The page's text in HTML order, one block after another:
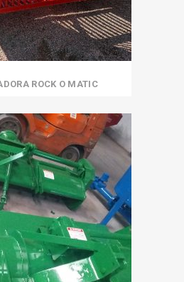
ROCK O MATIC